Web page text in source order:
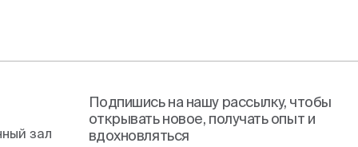
зал
Подпишись на нашу рассылку, чтобы
открывать новое, получать опыт и
вдохновляться